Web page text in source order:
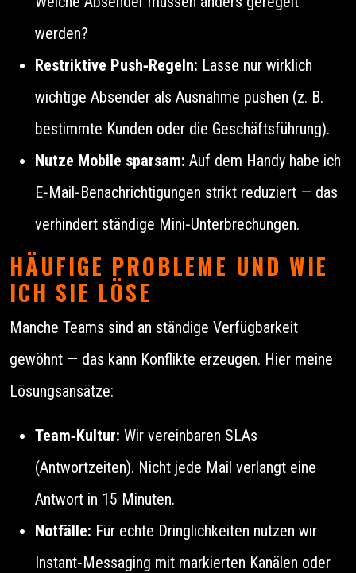
werden?
Restriktive Push‑Regeln: Lasse nur wirklich
wichtige Absender als Ausnahme pushen (z. B.
bestimmte Kunden oder die Geschäftsführung).
Nutze Mobile sparsam: Auf dem Handy habe ich
E‑Mail‑Benachrichtigungen strikt reduziert — das
verhindert ständige Mini‑Unterbrechungen.
HÄUFIGE PROBLEME UND WIE
ICH SIE LÖSE
Manche Teams sind an ständige Verfügbarkeit
gewöhnt — das kann Konflikte erzeugen. Hier meine
Lösungsansätze:
Team‑Kultur: Wir vereinbaren SLAs
(Antwortzeiten). Nicht jede Mail verlangt eine
Antwort in 15 Minuten.
Notfälle: Für echte Dringlichkeiten nutzen wir
Instant‑Messaging mit markierten Kanälen oder